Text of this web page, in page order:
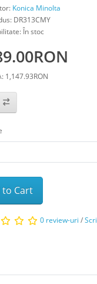
Konica Minolta
DR313CMY
În stoc
1,147.93RON
to Cart
0 review-uri /